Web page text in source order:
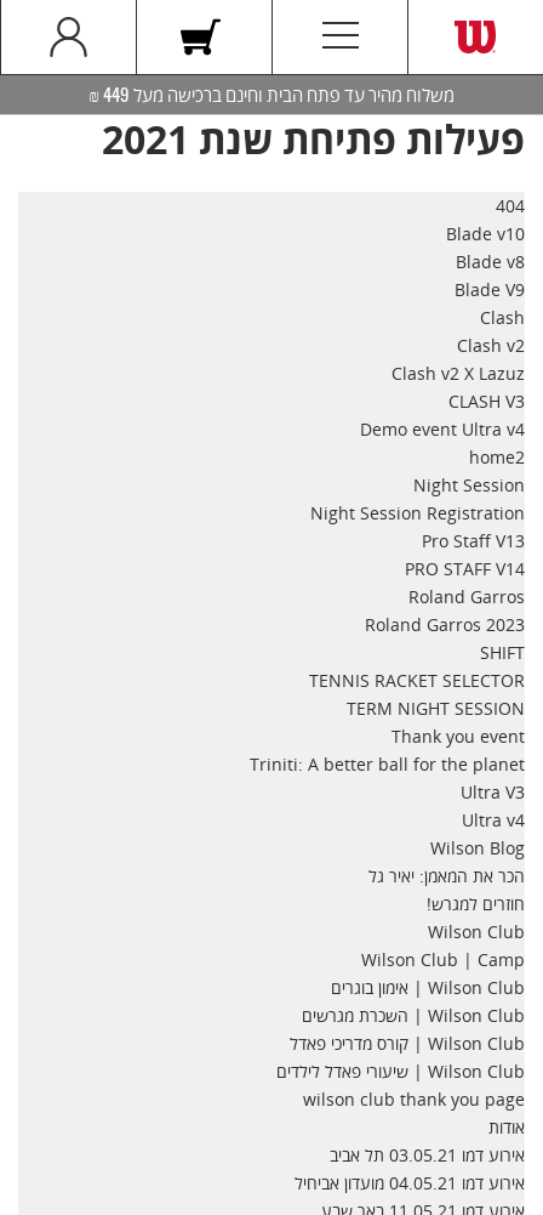
משלוח מהיר עד פתח הבית וחינם ברכישה מעל 449 ₪
פעילות פתיחת שנת 2021
404
Blade v10
Blade v8
Blade V9
Clash
Clash v2
Clash v2 X Lazuz
CLASH V3
Demo event Ultra v4
home2
Night Session
Night Session Registration
Pro Staff V13
PRO STAFF V14
Roland Garros
Roland Garros 2023
SHIFT
TENNIS RACKET SELECTOR
TERM NIGHT SESSION
Thank you event
Triniti: A better ball for the planet
Ultra V3
Ultra v4
Wilson Blog
הכר את המאמן: יאיר גל
חוזרים למגרש!
Wilson Club
Wilson Club | Camp
Wilson Club | אימון בוגרים
Wilson Club | השכרת מגרשים
Wilson Club | קורס מדריכי פאדל
Wilson Club | שיעורי פאדל לילדים
wilson club thank you page
אודות
אירוע דמו 03.05.21 תל אביב
אירוע דמו 04.05.21 מועדון אביחיל